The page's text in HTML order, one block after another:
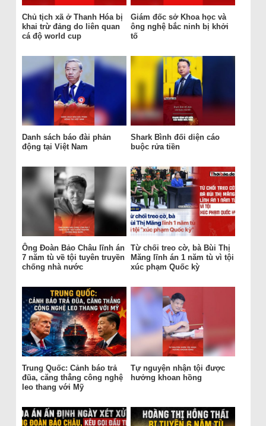
Chủ tịch xã ở Thanh Hóa bị
khai trừ đảng do liên quan
cá độ world cup
Giám đốc sở Khoa học và
ông nghệ bắc ninh bị khởi
tố
Danh sách báo đài phản
động tại Việt Nam
Shark Bình đối diện cáo
buộc rửa tiền
Ông Đoàn Bảo Châu lĩnh án
7 năm tù về tội tuyên truyền
chống nhà nước
Từ chối treo cờ, bà Bùi Thị
Măng lĩnh án 1 năm tù vì tội
xúc phạm Quốc kỳ
Trung Quốc: Cảnh báo trả
đũa, căng thẳng công nghệ
leo thang với Mỹ
Tự nguyện nhận tội được
hưởng khoan hồng